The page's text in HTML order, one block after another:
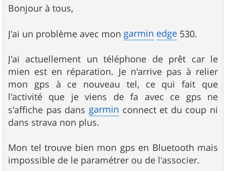
s
s
g
e
Bonjour à tous,
J'ai un problème avec mon garmin edge 530.
J'ai actuellement un téléphone de prêt car le
mien est en réparation. Je n'arrive pas à relier
mon gps à ce nouveau tel, ce qui fait que
l'activité que je viens de fa avec ce gps ne
s'affiche pas dans garmin connect et du coup ni
dans strava non plus.
Mon tel trouve bien mon gps en Bluetooth mais
impossible de le paramétrer ou de l'associer.